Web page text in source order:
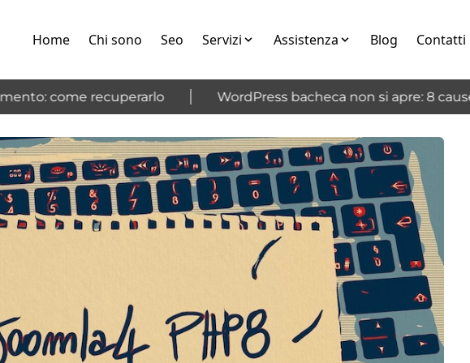
Home Chi sono Seo Servizi Assistenza Blog Contatti
come recuperarlo WordPress bacheca non si apre: 8 cause